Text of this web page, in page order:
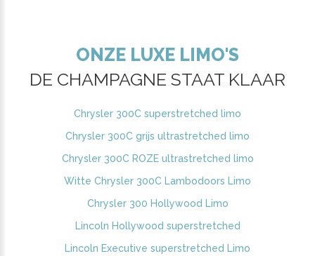
ONZE LUXE LIMO'S
DE CHAMPAGNE STAAT KLAAR
Chrysler 300C superstretched limo
Chrysler 300C grijs ultrastretched limo
Chrysler 300C ROZE ultrastretched limo
Witte Chrysler 300C Lambodoors Limo
Chrysler 300 Hollywood Limo
Lincoln Hollywood superstretched
Lincoln Executive superstretched Limo